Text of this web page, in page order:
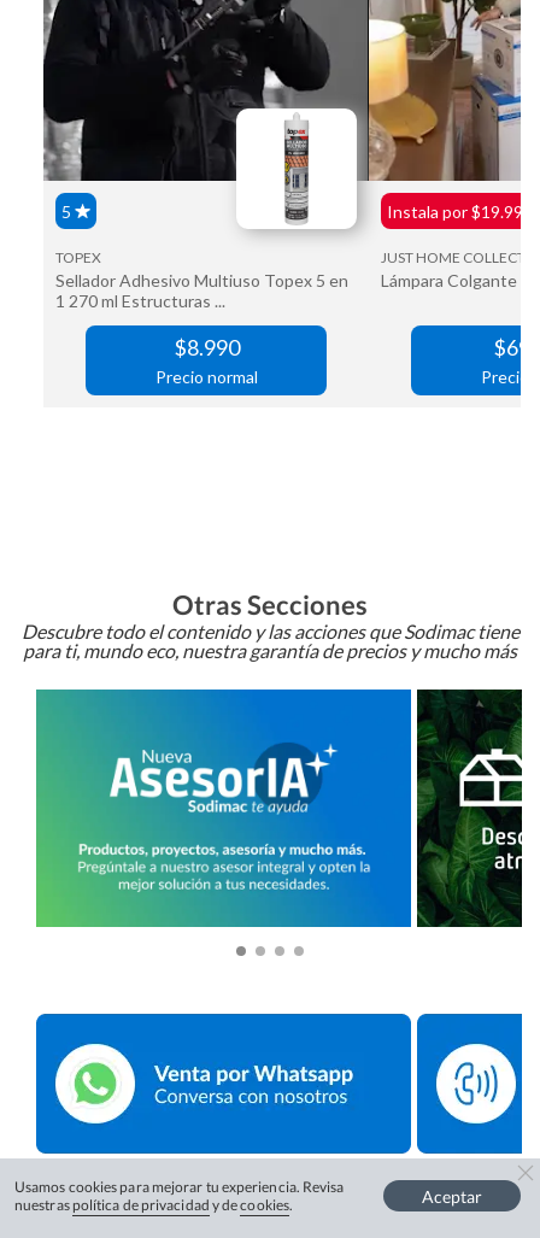
Otras Secciones
Descubre todo el contenido y las acciones que Sodimac tiene
para ti, mundo eco, nuestra garantía de precios y mucho más
Usamos cookies para mejorar tu experiencia. Revisa
nuestras política de privacidad y decookies. Aceptar